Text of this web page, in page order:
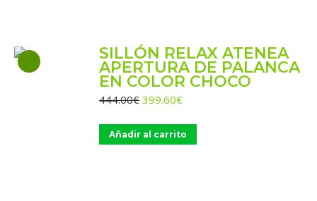
SILLÓN RELAX ATENEA
APERTURA DE PALANCA
EN COLOR CHOCO
444.00€ El
original
era:
399.60€El
actual
es:
Añadir al carrito